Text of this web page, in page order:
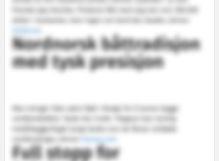
franske øya Korsika. Piratene fikk med seg mer enn 180.000
dollar i kontanter, men ingen om bord ble skadet, skriver
Nordnorsk båttradisjon
med tysk presisjon
Man trenger ikke være født i Norge for å kunne bygge
nordlandsbåter. Tyske Kai Linde i Rognan kan nemlig
trebåtbyggerfaget langt bedre enn de fleste innfødte
nordlendinger, skriver
Havna.com
Full stopp for